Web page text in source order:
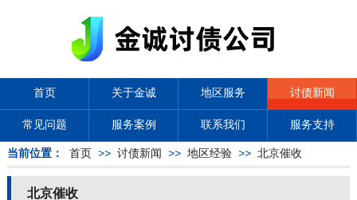
首页 关于金诚 地区服务 讨债新闻
常见问题 服务案例 联系我们 服务支持
当前位置： 首页 >> 讨债新闻 >> 地区经验>> 北京催收
北京催收